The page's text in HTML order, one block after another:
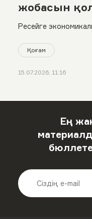
жобасын
Ресейге
Қоғам
15.07.2026, 11:16
Ең